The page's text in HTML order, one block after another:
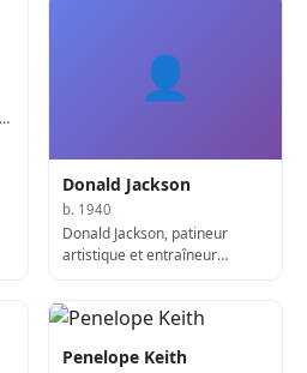
👤
Donald Jackson
b. 1940
Donald Jackson, patineur
artistique et entraîneur
Penelope Keith